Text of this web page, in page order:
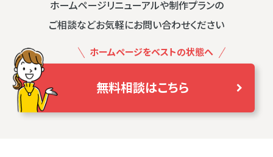
ホームページリニューアルや制作プランの
ご相談などお気軽にお問い合わせください
ホームページをベストの状態へ
無料相談はこちら